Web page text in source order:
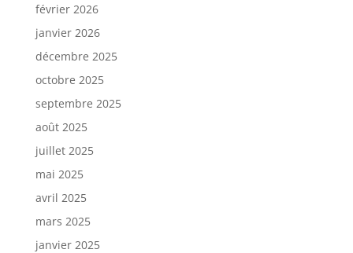
février 2026
janvier 2026
décembre 2025
octobre 2025
septembre 2025
août 2025
juillet 2025
mai 2025
avril 2025
mars 2025
janvier 2025